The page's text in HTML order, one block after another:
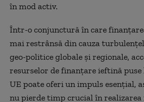
în mod activ.
Într-o conjunctură în care
mai restrânsă din cauza
geo-politice globale și regionale,
resurselor de finanțare ieftină puse
UE poate oferi un impuls esențial,
nu pierde timp crucial în